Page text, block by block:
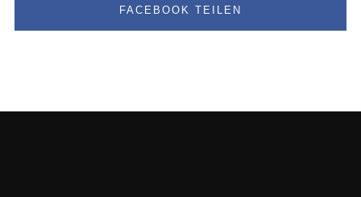
FACEBOOK TEILEN